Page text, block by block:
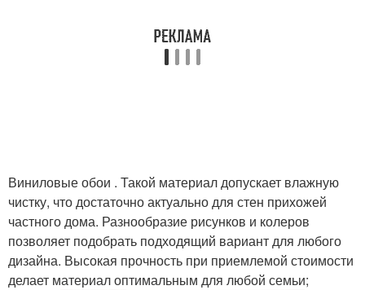
Виниловые обои . Такой материал допускает влажную
чистку, что достаточно актуально для стен прихожей
частного дома. Разнообразие рисунков и колеров
позволяет подобрать подходящий вариант для любого
дизайна. Высокая прочность при приемлемой стоимости
делает материал оптимальным для любой семьи;